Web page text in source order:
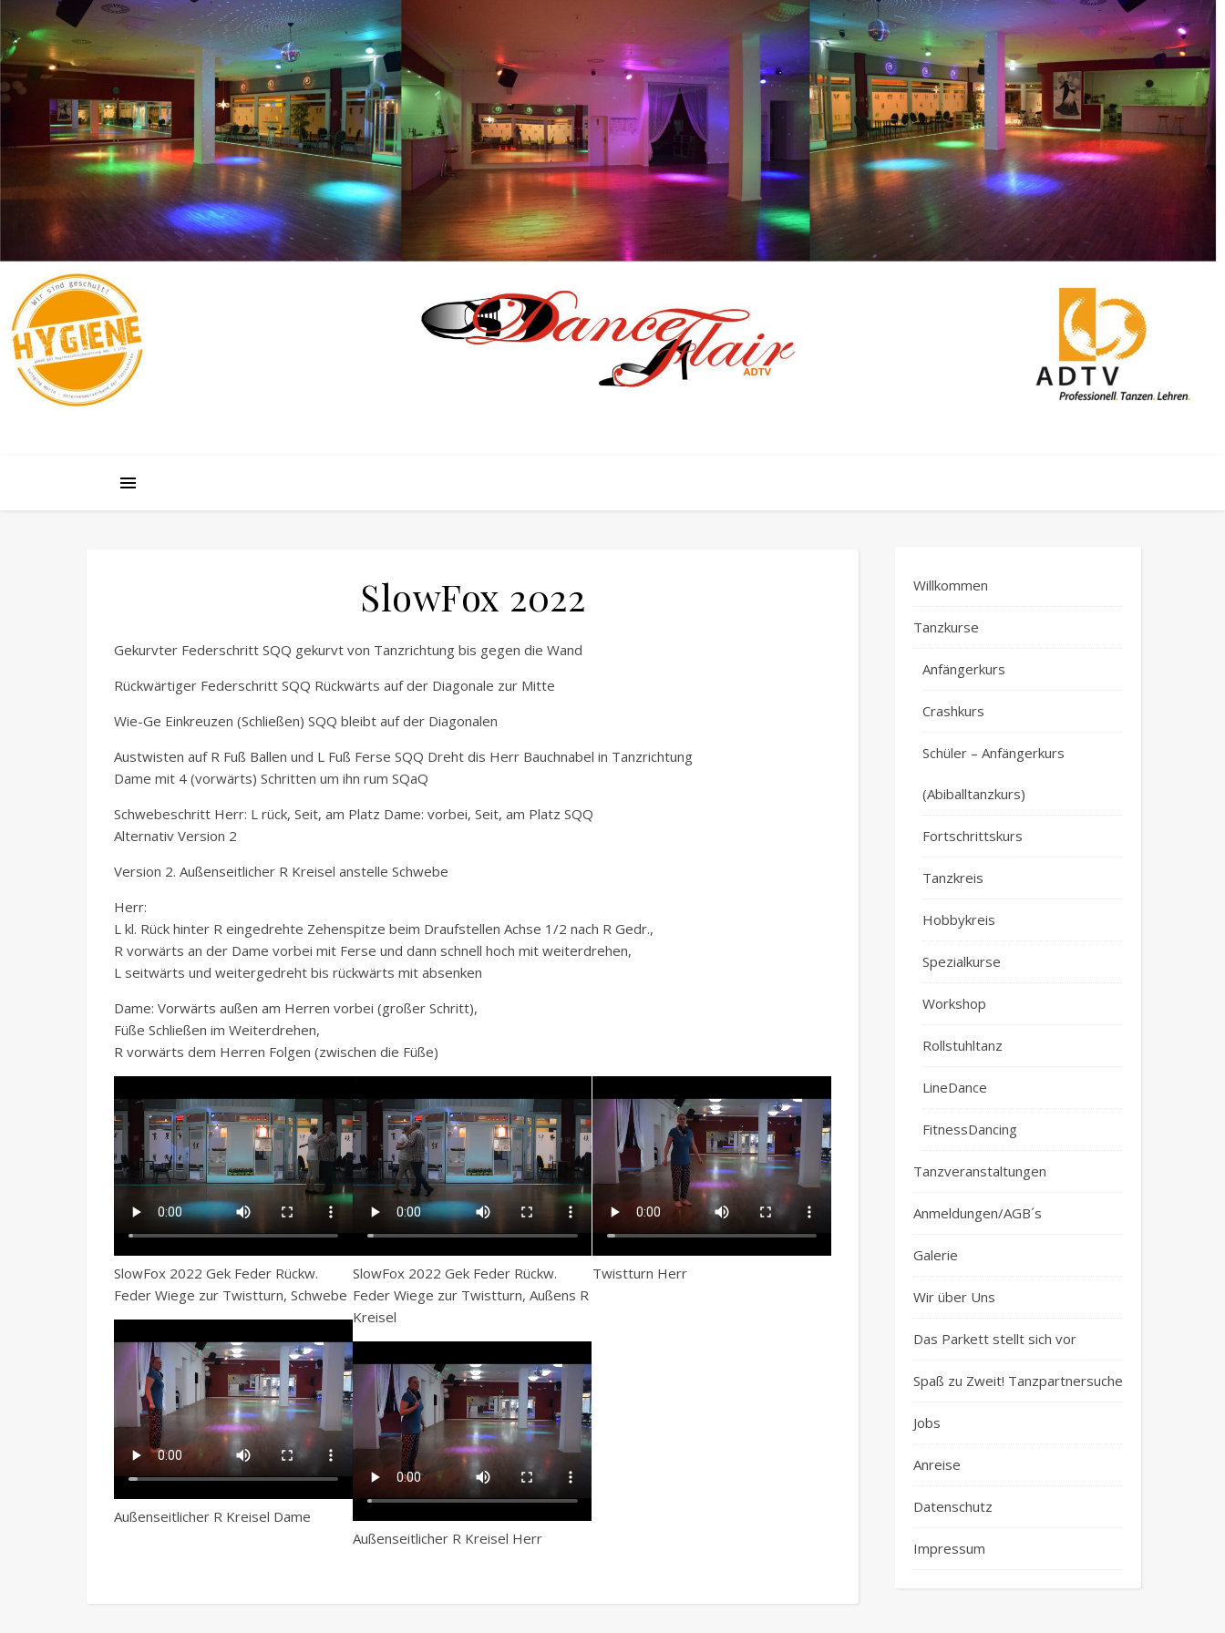
SlowFox 2022
Gekurvter Federschritt SQQ gekurvt von Tanzrichtung bis gegen die Wand
Rückwärtiger Federschritt SQQ Rückwärts auf der Diagonale zur Mitte
Wie-Ge Einkreuzen (Schließen) SQQ bleibt auf der Diagonalen
Austwisten auf R Fuß Ballen und L Fuß Ferse SQQ Dreht dis Herr Bauchnabel in Tanzrichtung
Dame mit 4 (vorwärts) Schritten um ihn rum SQaQ
Schwebeschritt Herr: L rück, Seit, am Platz Dame: vorbei, Seit, am Platz SQQ
Alternativ Version 2
Version 2. Außenseitlicher R Kreisel anstelle Schwebe
Herr:
L kl. Rück hinter R eingedrehte Zehenspitze beim Draufstellen Achse 1/2 nach R Gedr.,
R vorwärts an der Dame vorbei mit Ferse und dann schnell hoch mit weiterdrehen,
L seitwärts und weitergedreht bis rückwärts mit absenken
Dame: Vorwärts außen am Herren vorbei (großer Schritt),
Füße Schließen im Weiterdrehen,
R vorwärts dem Herren Folgen (zwischen die Füße)
SlowFox 2022 Gek Feder Rückw.
Feder Wiege zur Twistturn, Schwebe
Außenseitlicher R Kreisel Dame
SlowFox 2022 Gek Feder Rückw.
Feder Wiege zur Twistturn, Außens R
Kreisel
Außenseitlicher R Kreisel Herr
Twistturn Herr
Willkommen
Tanzkurse
Anfängerkurs
Crashkurs
Schüler – Anfängerkurs
(Abiballtanzkurs)
Fortschrittskurs
Tanzkreis
Hobbykreis
Spezialkurse
Workshop
Rollstuhltanz
LineDance
FitnessDancing
Tanzveranstaltungen
Anmeldungen/AGB´s
Galerie
Wir über Uns
Das Parkett stellt sich vor
Spaß zu Zweit! Tanzpartnersuche
Jobs
Anreise
Datenschutz
Impressum